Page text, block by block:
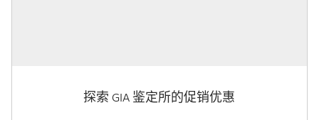
探索 GIA 鉴定所的促销优惠